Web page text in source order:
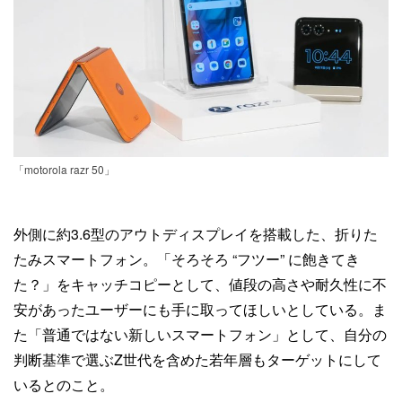
「motorola razr 50」
外側に約3.6型のアウトディスプレイを搭載した、折りた
たみスマートフォン。「そろそろ “フツー” に飽きてき
た？」をキャッチコピーとして、値段の高さや耐久性に不
安があったユーザーにも手に取ってほしいとしている。ま
た「普通ではない新しいスマートフォン」として、自分の
判断基準で選ぶZ世代を含めた若年層もターゲットにして
いるとのこと。